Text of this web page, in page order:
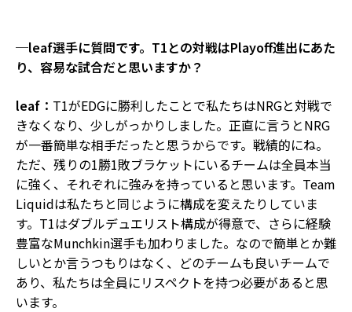
─leaf選手に質問です。T1との対戦はPlayoff進出にあた
り、容易な試合だと思いますか？
leaf： T1がEDGに勝利したことで私たちはNRGと対戦で
きなくなり、少しがっかりしました。正直に言うとNRG
が一番簡単な相手だったと思うからです。戦績的にね。
ただ、残りの1勝1敗ブラケットにいるチームは全員本当
に強く、それぞれに強みを持っていると思います。Team
Liquidは私たちと同じように構成を変えたりしていま
す。T1はダブルデュエリスト構成が得意で、さらに経験
豊富なMunchkin選手も加わりました。なので簡単とか難
しいとか言うつもりはなく、どのチームも良いチームで
あり、私たちは全員にリスペクトを持つ必要があると思
います。